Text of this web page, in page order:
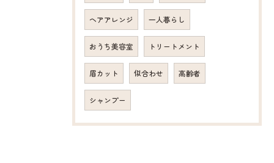
ヘアアレンジ 一人暮らし
おうち美容室 トリートメント
眉カット 似合わせ 高齢者
シャンプー